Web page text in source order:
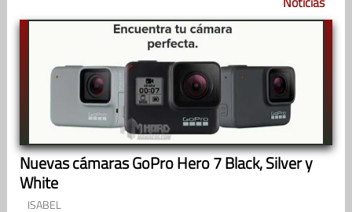
Nuevas cámaras GoPro Hero 7 Black, Silver y
White
ISABEL